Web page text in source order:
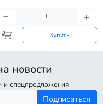
Купить
новости
и спецпредложения
Подписаться